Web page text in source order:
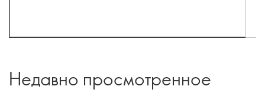
Недавно просмотренное